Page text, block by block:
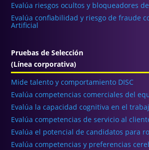
Evalúa riesgos ocultos y bloqueadores
Evalúa confiabilidad y riesgo de fraude
Artificial
Pruebas de Selección
(Línea corporativa)
Mide talento y comportamiento DISC
Evalúa competencias comerciales del
Evalúa la capacidad cognitiva en el
Evalúa competencias de servicio al
Evalúa el potencial de candidatos para
Evalúa competencias y preferencias